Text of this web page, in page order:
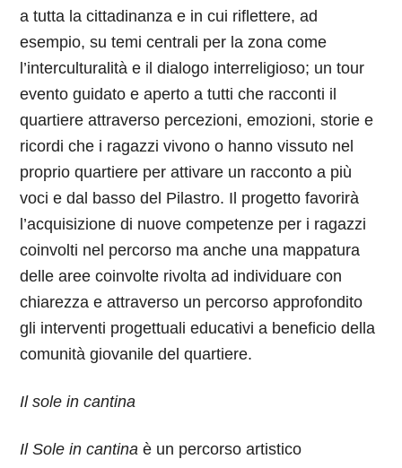
a tutta la cittadinanza e in cui riflettere, ad
esempio, su temi centrali per la zona come
l’interculturalità e il dialogo interreligioso; un tour
evento guidato e aperto a tutti che racconti il
quartiere attraverso percezioni, emozioni, storie e
ricordi che i ragazzi vivono o hanno vissuto nel
proprio quartiere per attivare un racconto a più
voci e dal basso del Pilastro. Il progetto favorirà
l’acquisizione di nuove competenze per i ragazzi
coinvolti nel percorso ma anche una mappatura
delle aree coinvolte rivolta ad individuare con
chiarezza e attraverso un percorso approfondito
gli interventi progettuali educativi a beneficio della
comunità giovanile del quartiere.
Il sole in cantina
Il Sole in cantina è un percorso artistico